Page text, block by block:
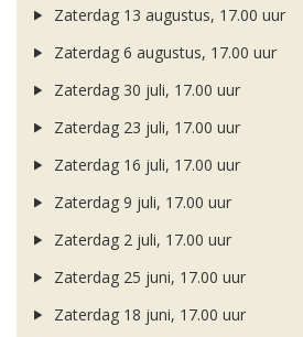
Zaterdag 13 augustus, 17.00 uur
Zaterdag 6 augustus, 17.00 uur
Zaterdag 30 juli, 17.00 uur
Zaterdag 23 juli, 17.00 uur
Zaterdag 16 juli, 17.00 uur
Zaterdag 9 juli, 17.00 uur
Zaterdag 2 juli, 17.00 uur
Zaterdag 25 juni, 17.00 uur
Zaterdag 18 juni, 17.00 uur